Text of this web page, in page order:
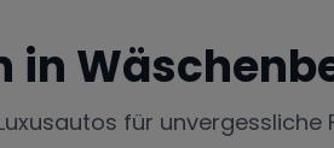
in
für unvergessliche